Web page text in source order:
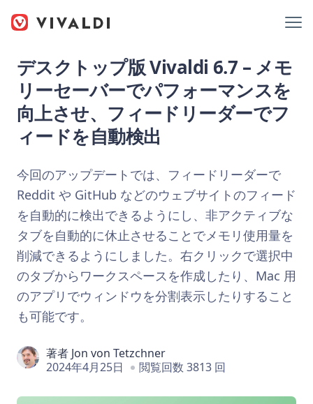
デスクトップ版 Vivaldi 6.7 – メモ
リーセーバーでパフォーマンスを
向上させ、フィードリーダーでフ
ィードを自動検出
今回のアップデートでは、フィードリーダーで
Reddit や GitHub などのウェブサイトのフィード
を自動的に検出できるようにし、非アクティブな
タブを自動的に休止させることでメモリ使用量を
削減できるようにしました。右クリックで選択中
のタブからワークスペースを作成したり、Mac 用
のアプリでウィンドウを分割表示したりすること
も可能です。
著者 Jon von Tetzchner
2024年4月25日
閲覧回数 3813 回